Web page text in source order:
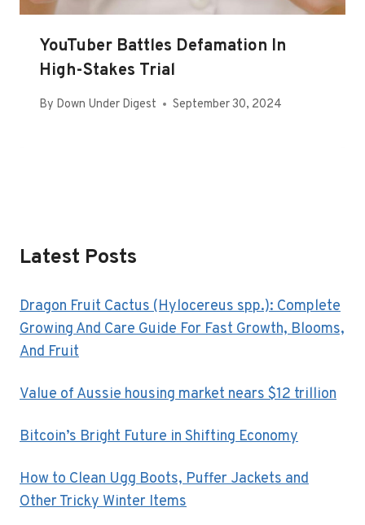
YouTuber Battles Defamation In
High-Stakes Trial
By Down Under Digest September 30, 2024
Latest Posts
Dragon Fruit Cactus (Hylocereus spp.): Complete
Growing And Care Guide For Fast Growth, Blooms,
And Fruit
Value of Aussie housing market nears $12 trillion
Bitcoin’s Bright Future in Shifting Economy
How to Clean Ugg Boots, Puffer Jackets and
Other Tricky Winter Items